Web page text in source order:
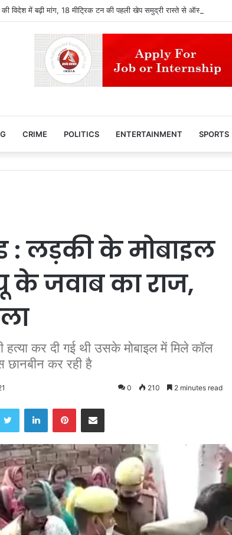
विदेश में बढ़ी मांग, 18 मीट्रिक टन की पहली खेप समुद्री रास्ते से ऑस्ट्रेलिया पहुंची
CRIME POLITICS ENTERTAINMENT SPORTS
: लड़की के मोबाइल
जवाब का राज,
हत्या कर दी गई थी उसके मोबाइल में मिले कॉल
छानबीन कर रही है
0 210 2 minutes read
Twitter LinkedInPinterestShare via Email